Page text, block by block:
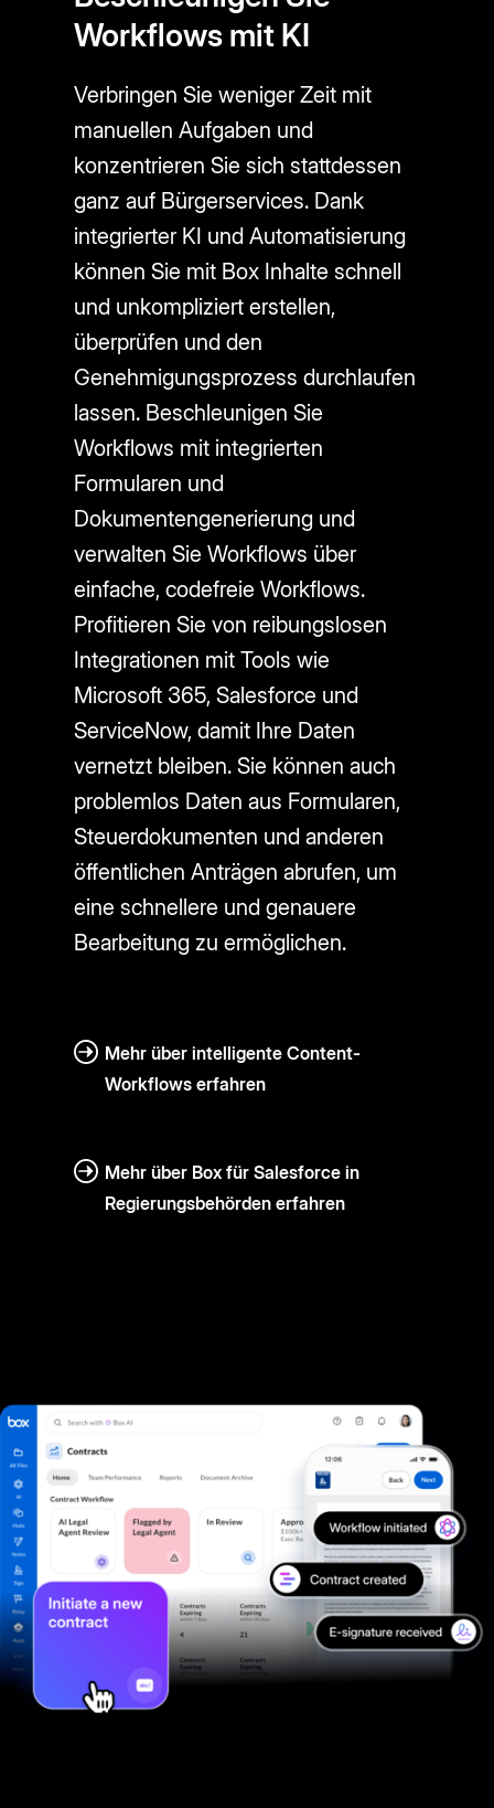
Workflows mit KI
Verbringen Sie weniger Zeit mit
manuellen Aufgaben und
konzentrieren Sie sich stattdessen
ganz auf Bürgerservices. Dank
integrierter KI und Automatisierung
können Sie mit Box Inhalte schnell
und unkompliziert erstellen,
überprüfen und den
Genehmigungsprozess durchlaufen
lassen. Beschleunigen Sie
Workflows mit integrierten
Formularen und
Dokumentengenerierung und
verwalten Sie Workflows über
einfache, codefreie Workflows.
Profitieren Sie von reibungslosen
Integrationen mit Tools wie
Microsoft 365, Salesforce und
ServiceNow, damit Ihre Daten
vernetzt bleiben. Sie können auch
problemlos Daten aus Formularen,
Steuerdokumenten und anderen
öffentlichen Anträgen abrufen, um
eine schnellere und genauere
Bearbeitung zu ermöglichen.
Mehr über intelligente Content-
Workflows erfahren
Mehr über Box für Salesforce in
Regierungsbehörden erfahren